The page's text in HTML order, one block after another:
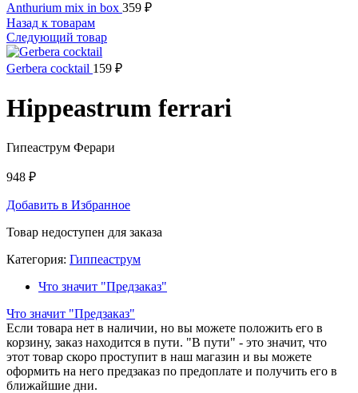
Anthurium mix in box 359 ₽
Назад к товарам
Следующий товар
Gerbera cocktail 159 ₽
Hippeastrum ferrari
Гипеаструм Ферари
948 ₽
Добавить в Избранное
Товар недоступен для заказа
Категория: Гиппеаструм
Что значит "Предзаказ"
Что значит "Предзаказ"
Если товара нет в наличии, но вы можете положить его в
корзину, заказ находится в пути. "В пути" - это значит, что
этот товар скоро проступит в наш магазин и вы можете
оформить на него предзаказ по предоплате и получить его в
ближайшие дни.